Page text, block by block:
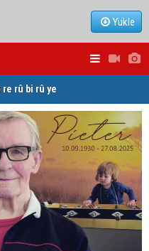
Yükle
rû bi rû ye
hewldana